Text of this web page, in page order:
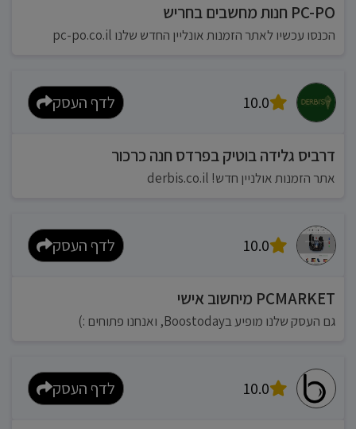
PC-PO חנות מחשבים בחריש
הכנסו עכשיו לאתר הזמנות אונליין החדש שלנו pc-po.co.il
10.0 לדף העסק
דרביס גלידה בוטיק בפרדס חנה כרכור
אתר הזמנות אולניין חדש! derbis.co.il
10.0 לדף העסק
PCMARKET מיחשוב אישי
גם העסק שלנו מופיע בBoostoday, ואנחנו פתוחים :)
10.0 לדף העסק